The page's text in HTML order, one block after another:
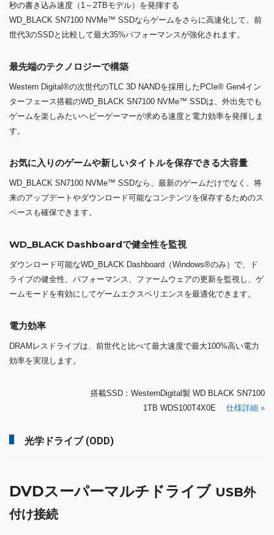
秒の書き込み速度（1～2TBモデル）を発揮する
WD_BLACK SN7100 NVMe™ SSDならゲームをさらに高速化して、前
世代3のSSDと比較して最大35%パフォーマンスが強化されます。
最先端のテクノロジーで構築
Western Digital®の次世代のTLC 3D NANDを採用したPCIe® Gen4イン
ターフェース搭載のWD_BLACK SN7100 NVMe™ SSDは、外出先でも
ゲームを楽しみたいヘビーゲーマーが求める速度と電力効率を発揮しま
す。
お気に入りのゲームや新しいタイトルを保存できる大容量
WD_BLACK SN7100 NVMe™ SSDなら、最新のゲームだけでなく、将
来のアップデートやダウンロード可能なコンテンツを保存するためのス
ペースも確保できます。
WD_BLACK Dashboardで健全性を監視
ダウンロード可能なWD_BLACK Dashboard（Windows®のみ）で、ド
ライブの健全性、パフォーマンス、ファームウェアの更新を監視し、ゲ
ームモードを有効にしてゲームエクスペリエンスを最適化できます。
電力効率
DRAMレスドライブは、前世代と比べて最大速度で最大100%高い電力
効率を実現します。
搭載SSD：WesternDigital製 WD BLACK SN7100
1TB WDS100T4X0E 仕様詳細 »
光学ドライブ (ODD)
DVDスーパーマルチドライブ USB外
付け接続